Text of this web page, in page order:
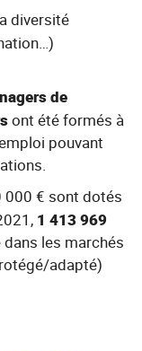
diversité
de
ont été formés à
pouvant
000 € sont dotés
1 413 969
les marchés
adapté)